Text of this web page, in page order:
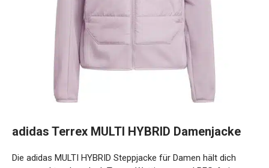
warm und trocken dank Terrex-Wattierung und PFC-freier